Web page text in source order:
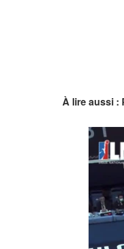
À lire aussi :